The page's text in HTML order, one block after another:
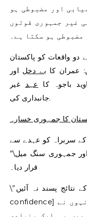
اور مضبوطی ہو
غیر جمہوری قوتوں
ہو سکتا ہے۔
دو واقعات کو پاکستان
عمران کا بے دخل اور
باجوہ کا عہد غیر
جانبداری کی.
کا جمہوری خسارہ
سربراہ کو عہدے سے
اور جمہوری سنگ میل\”
قرار دیا۔
\”شاید آپ کو اس کے نتائج پسند نہ آئیں [the vote of no
confidence] اگر آپ ان کی پارٹی سے ہیں،\” انہوں نے